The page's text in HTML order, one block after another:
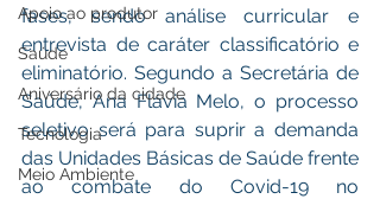
Apoio ao produtor
Saúde
Aniversário da cidade
Tecnologia
Meio Ambiente
fases, sendo análise curricular e
entrevista de caráter classificatório e
eliminatório. Segundo a Secretária de
Saúde, Ana Flávia Melo, o processo
seletivo será para suprir a demanda
das Unidades Básicas de Saúde frente
ao combate do Covid-19 no